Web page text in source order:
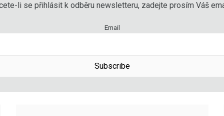
li se přihlásit k odběru newsletteru, zadejte prosím Váš
Email
Subscribe